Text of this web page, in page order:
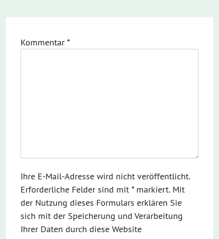
Kommentar *
Ihre E-Mail-Adresse wird nicht veröffentlicht.
Erforderliche Felder sind mit * markiert. Mit
der Nutzung dieses Formulars erklären Sie
sich mit der Speicherung und Verarbeitung
Ihrer Daten durch diese Website